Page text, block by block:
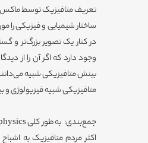
تعریف متافیزیک توسط ماکس
ساختار شیمیایی و فیزیکی را
در کنار یک تصویر بزرگ‌تر و
وجود دارد که اگر آن را از
متافیزیکی شبیه فیزیولوژی و
اکثر مردم متافیزیک به